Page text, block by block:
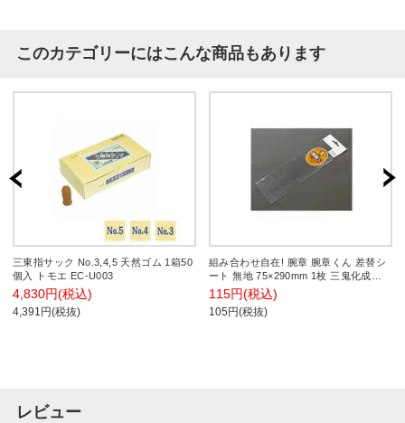
このカテゴリーにはこんな商品もあります
三東指サック No.3,4,5 天然ゴム 1箱50
個入 トモエ EC-U003
4,830円(税込)
4,391円(税抜)
組み合わせ自在! 腕章 腕章くん 差替シ
ート 無地 75×290mm 1枚 三鬼化成
EC-NO-MUJI
115円(税込)
105円(税抜)
レビュー